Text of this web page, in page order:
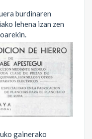
burdinaren
lehena izan zen
gainerako